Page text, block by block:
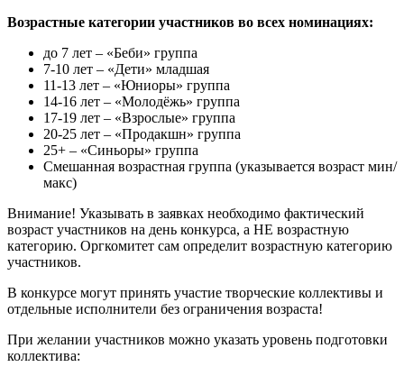
Возрастные категории участников во всех номинациях:
до 7 лет – «Беби» группа
7-10 лет – «Дети» младшая
11-13 лет – «Юниоры» группа
14-16 лет – «Молодёжь» группа
17-19 лет – «Взрослые» группа
20-25 лет – «Продакшн» группа
25+ – «Синьоры» группа
Смешанная возрастная группа (указывается возраст мин/
макс)
Внимание! Указывать в заявках необходимо фактический
возраст участников на день конкурса, а НЕ возрастную
категорию. Оргкомитет сам определит возрастную категорию
участников.
В конкурсе могут принять участие творческие коллективы и
отдельные исполнители без ограничения возраста!
При желании участников можно указать уровень подготовки
коллектива: